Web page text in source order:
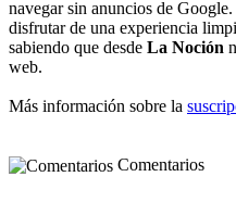
navegar sin anuncios de Google.
disfrutar de una experiencia
sabiendo que desde La Noción
web.
Más información sobre la
Comentarios